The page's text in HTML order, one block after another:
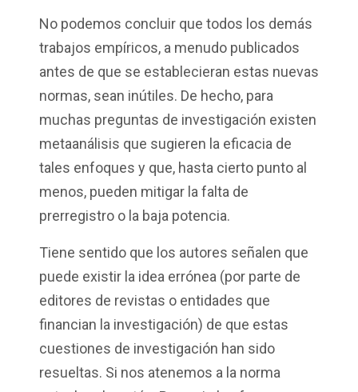
No podemos concluir que todos los demás
trabajos empíricos, a menudo publicados
antes de que se establecieran estas nuevas
normas, sean inútiles. De hecho, para
muchas preguntas de investigación existen
metaanálisis que sugieren la eficacia de
tales enfoques y que, hasta cierto punto al
menos, pueden mitigar la falta de
prerregistro o la baja potencia.
Tiene sentido que los autores señalen que
puede existir la idea errónea (por parte de
editores de revistas o entidades que
financian la investigación) de que estas
cuestiones de investigación han sido
resueltas. Si nos atenemos a la norma